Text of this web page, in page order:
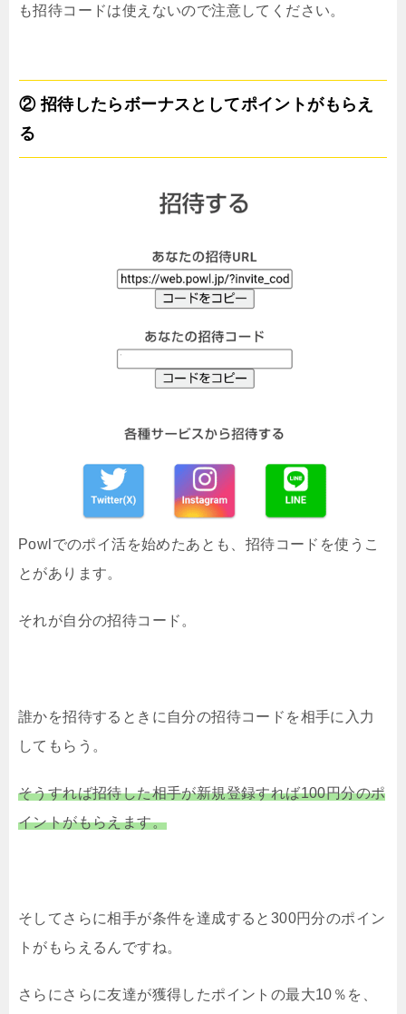
も招待コードは使えないので注意してください。
② 招待したらボーナスとしてポイントがもらえ
る
Powlでのポイ活を始めたあとも、招待コードを使うこ
とがあります。
それが自分の招待コード。
誰かを招待するときに自分の招待コードを相手に入力
してもらう。
そうすれば招待した相手が新規登録すれば100円分のポ
イントがもらえます。
そしてさらに相手が条件を達成すると300円分のポイン
トがもらえるんですね。
さらにさらに友達が獲得したポイントの最大10％を、